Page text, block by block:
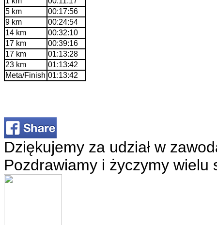
5 km
00:17:56
9 km
00:24:54
14 km
00:32:10
17 km
00:39:16
17 km
01:13:28
23 km
01:13:42
Meta/Finish 01:13:42
Dziękujemy za udział w
Pozdrawiamy i życzymy wielu